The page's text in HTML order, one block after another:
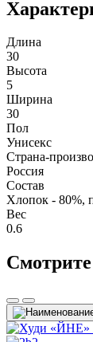
Длина
30
Высота
5
Ширина
30
Пол
Унисекс
Страна-
Россия
Состав
Хлопок - 80%,
Вес
0.6